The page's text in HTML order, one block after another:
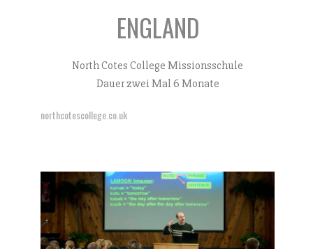
ENGLAND
North Cotes College Missionsschule
Dauer zwei Mal 6 Monate
northcotescollege.co.uk